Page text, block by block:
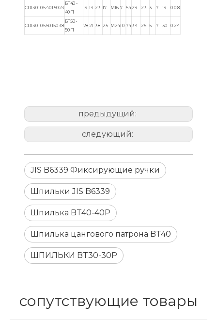
CD130105.4015023
БТ40-
40П
19 14 23 17 М16 7 5429 23 3 7 19 0.08
CD130105.5015038
БТ50-
50П
28 21 38 25 М2410 7434 25 5 7 30 0.24
предыдущий:
следующий:
JIS B6339 Фиксирующие ручки
Шпильки JIS B6339
Шпилька BT40-40P
Шпилька цангового патрона BT40
ШПИЛЬКИ BT30-30P
сопутствующие товары